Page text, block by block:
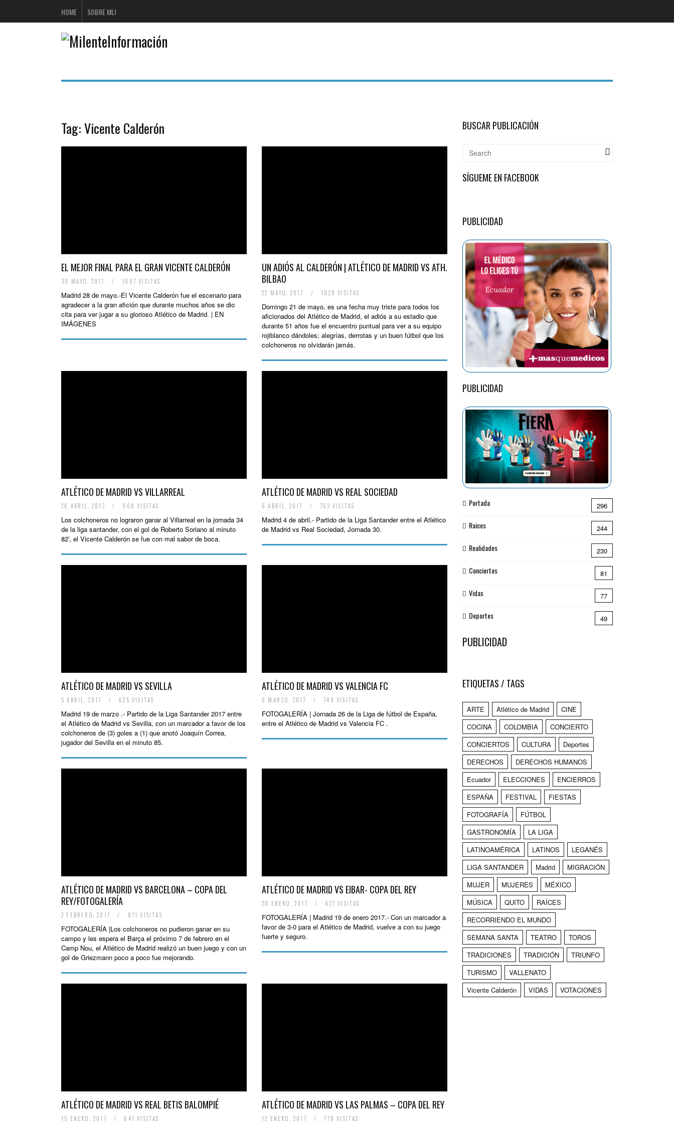
HOME SOBRE MLI
Tag:Vicente Calderón
EL MEJOR FINAL PARA EL GRAN VICENTE CALDERÓN
30 MAYO, 2017 / 1007 VISITAS
Madrid 28 de mayo.-El Vicente Calderón fue el escenario para
agradecer a la gran afición que durante muchos años se dio
cita para ver jugar a su glorioso Atlético de Madrid. | EN
IMÁGENES
UN ADIÓS AL CALDERÓN | ATLÉTICO DE MADRID VS ATH.
BILBAO
22 MAYO, 2017 / 1028 VISITAS
Domingo 21 de mayo, es una fecha muy triste para todos los
aficionados del Atlético de Madrid, el adiós a su estadio que
durante 51 años fue el encuentro puntual para ver a su equipo
rojiblanco dándoles; alegrías, derrotas y un buen fútbol que los
colchoneros no olvidarán jamás.
ATLÉTICO DE MADRID VS VILLARREAL
26 ABRIL, 2017 / 908 VISITAS
Los colchoneros no lograron ganar al Villarreal en la jornada 34
de la liga santander, con el gol de Roberto Soriano al minuto
82′, el Vicente Calderón se fue con mal sabor de boca.
ATLÉTICO DE MADRID VS REAL SOCIEDAD
6 ABRIL, 2017 / 762 VISITAS
Madrid 4 de abril.- Partido de la Liga Santander entre el Atlético
de Madrid vs Real Sociedad, Jornada 30.
ATLÉTICO DE MADRID VS SEVILLA
5 ABRIL, 2017 / 625 VISITAS
Madrid 19 de marzo .- Partido de la Liga Santander 2017 entre
el Atlético de Madrid vs Sevilla, con un marcador a favor de los
colchoneros de (3) goles a (1) que anotó Joaquín Correa,
jugador del Sevilla en el minuto 85.
ATLÉTICO DE MADRID VS VALENCIA FC
6 MARZO, 2017 / 749 VISITAS
FOTOGALERÍA | Jornada 26 de la Liga de fútbol de España,
entre el Atlético de Madrid vs Valencia FC .
ATLÉTICO DE MADRID VS BARCELONA – COPA DEL
REY/FOTOGALERÍA
2 FEBRERO, 2017 / 871 VISITAS
FOTOGALERÍA |Los colchoneros no pudieron ganar en su
campo y les espera el Barça el próximo 7 de febrero en el
Camp Nou, el Atlético de Madrid realizó un buen juego y con un
gol de Griezmann poco a poco fue mejorando.
ATLÉTICO DE MADRID VS EIBAR- COPA DEL REY
20 ENERO, 2017 / 827 VISITAS
FOTOGALERÍA | Madrid 19 de enero 2017.- Con un marcador a
favor de 3-0 para el Atlético de Madrid, vuelve a con su juego
fuerte y seguro.
ATLÉTICO DE MADRID VS REAL BETIS BALOMPIÉ
15 ENERO, 2017 / 641 VISITAS
ATLÉTICO DE MADRID VS LAS PALMAS – COPA DEL REY
12 ENERO, 2017 / 778 VISITAS
BUSCAR PUBLICACIÓN
SÍGUEME EN FACEBOOK
PUBLICIDAD
PUBLICIDAD
Portada 296
Raices 244
Realidades 230
Conciertos 81
Vidas 77
Deportes 49
PUBLICIDAD
ETIQUETAS / TAGS
ARTE Atlético de Madrid
CINE
COCINA
COLOMBIA
CONCIERTO
CONCIERTOS
CULTURA
Deportes
DERECHOS
DERECHOS HUMANOS
Ecuador
ELECCIONES
ENCIERROS
ESPAÑA
FESTIVAL
FIESTAS
FOTOGRAFÍA
FÚTBOL
GASTRONOMÍA
LA LIGA
LATINOAMÉRICA
LATINOS
LEGANÉS
LIGA SANTANDER
Madrid
MIGRACIÓN
MUJER
MUJERES
MÉXICO
MÚSICA
QUITO
RAÍCES
RECORRIENDO EL MUNDO
SEMANA SANTA
TEATRO
TOROS
TRADICIONES
TRADICIÓN
TRIUNFO
TURISMO
VALLENATO
Vicente Calderón
VIDAS VOTACIONES